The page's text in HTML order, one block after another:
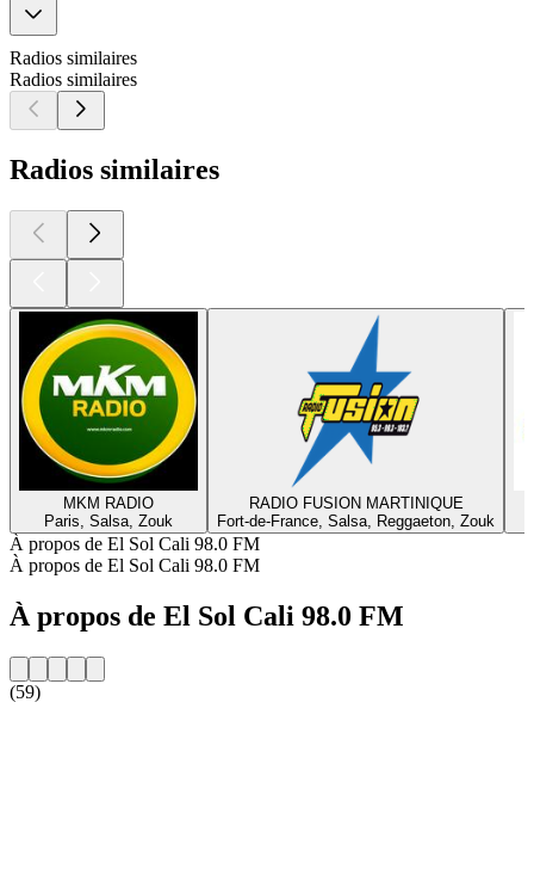
Radios similaires
Radios similaires
Radios similaires
MKM RADIO
Paris, Salsa, Zouk
RADIO FUSION MARTINIQUE
Fort-de-France, Salsa, Reggaeton, Zouk
À propos de El Sol Cali 98.0 FM
À propos de El Sol Cali 98.0 FM
À propos de El Sol Cali 98.0 FM
(59)